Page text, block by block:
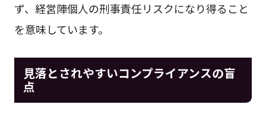
ず、経営陣個人の刑事責任リスクになり得ること
を意味しています。
見落とされやすいコンプライアンスの盲
点